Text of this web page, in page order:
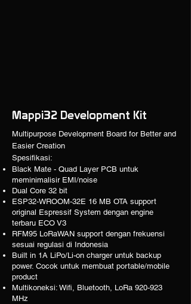
Mappi32 Development Kit
Multipurpose Development Board for Better and
Easier Creation
Spesifikasi:
Black Mate - Quad Layer PCB untuk
meminimalisir EMI/noise
Dual Core 32 bit
ESP32-WROOM-32E 16 MB OTA support
original Espressif System dengan engine
terbaru ECO V3
RFM95 LoRaWAN support dengan frekuensi
sesuai regulasi di Indonesia
Built in 1A LiPo/Li-on charger untuk backup
power. Cocok untuk membuat portable/mobile
product
Multikoneksi: Wifi, Bluetooth, LoRa 920-923
MHz